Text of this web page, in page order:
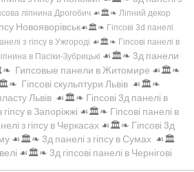
ліпнина Дрогобич ☙🏛️❧ Ліпний декор
Новояворівськ☙🏛️❧ Гіпсові 3d панелі
з гіпсу в Ужгороді ☙🏛️❧ Гіпсові панелі в
в Пасіки-Зубрицькі ☙🏛️❧ 3д панели
Гипсовые панели в Житомире ☙🏛️❧
Гіпсові скульптури Львів ☙🏛️❧
Львів ☙🏛️❧ Гіпсові 3д панелі в
гіпсу в Запоріжжі ☙🏛️❧ Гіпсові панелі в
з гіпсу в Черкасах ☙🏛️❧ Гіпсові 3д
☙🏛️❧ 3д панелі з гіпсу в Сумах ☙🏛️
☙🏛️❧ 3д гіпсові панелі в Чернігові